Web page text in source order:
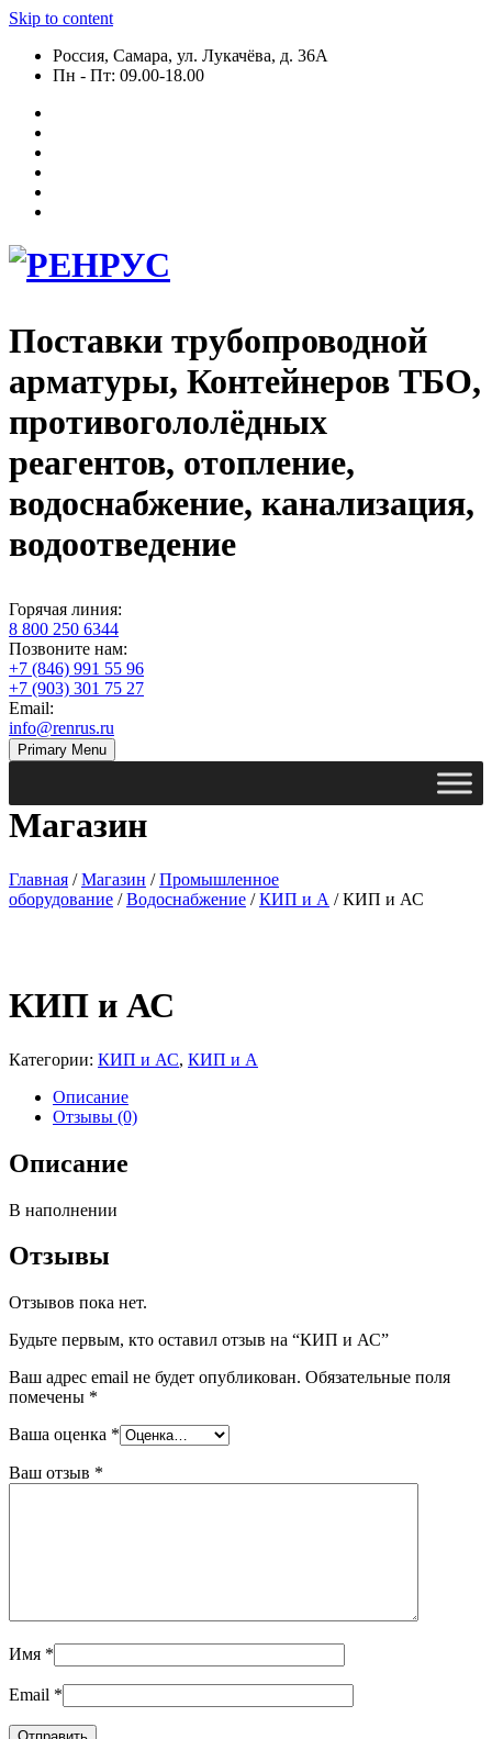
Skip to content
Россия, Самара, ул. Лукачёва, д. 36А
Пн - Пт: 09.00-18.00
Поставки трубопроводной
арматуры, Контейнеров ТБО,
противогололёдных
реагентов, отопление,
водоснабжение, канализация,
водоотведение
Горячая линия:
8 800 250 6344
Позвоните нам:
+7 (846) 991 55 96
+7 (903) 301 75 27
Email:
info@renrus.ru
Primary Menu
Магазин
Главная /Магазин /Промышленное
оборудование /Водоснабжение /КИП и А / КИП и АС
КИП и АС
Категории: КИП и АС, КИП и А
Описание
Отзывы (0)
Описание
В наполнении
Отзывы
Отзывов пока нет.
Будьте первым, кто оставил отзыв на “КИП и АС”
Ваш адрес email не будет опубликован. Обязательные поля
помечены *
Ваша оценка *
Ваш отзыв *
Имя *
Email *